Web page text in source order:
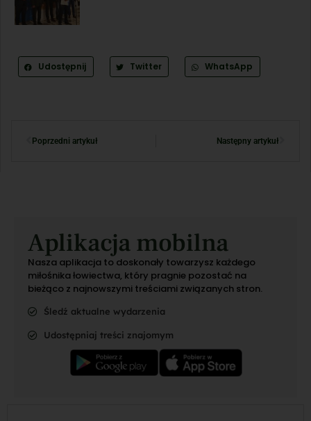
Udostępnij Twitter WhatsApp
Poprzedni artykuł Następny artykuł
Aplikacja mobilna
Nasza aplikacja to doskonały towarzysz każdego
miłośnika łowiectwa, który pragnie pozostać na
bieżąco z najnowszymi treściami związanych stron.
Śledź aktualne wydarzenia
Udostępniaj treści znajomym